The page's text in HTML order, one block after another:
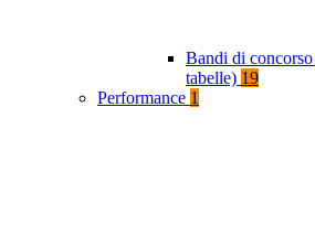
Bandi di
tabelle) 19
Performance 1